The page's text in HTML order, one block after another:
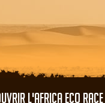
L'AFRICA ECO RACE